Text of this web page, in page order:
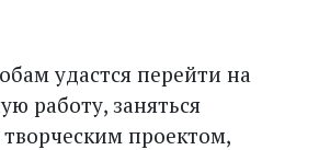
удастся перейти на
работу, заняться
проектом,